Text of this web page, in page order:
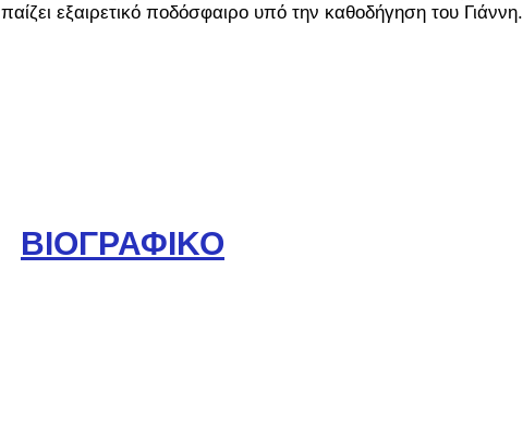
παίζει εξαιρετικό ποδόσφαιρο υπό την καθοδήγηση του Γιάννη.
ΒΙΟΓΡΑΦΙΚΟ